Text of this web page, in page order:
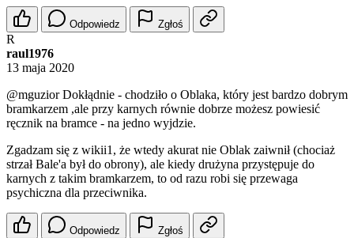
Odpowiedz Zgłoś
R
raul1976
13 maja 2020
@mguziorDokłądnie - chodziło o Oblaka, który jest bardzo dobrym
bramkarzem ,ale przy karnych równie dobrze możesz powiesić
ręcznik na bramce - na jedno wyjdzie.
Zgadzam się z wikii1, że wtedy akurat nie Oblak zaiwnił (chociaż
strzał Bale'a był do obrony), ale kiedy drużyna przystępuje do
karnych z takim bramkarzem, to od razu robi się przewaga
psychiczna dla przeciwnika.
Odpowiedz Zgłoś